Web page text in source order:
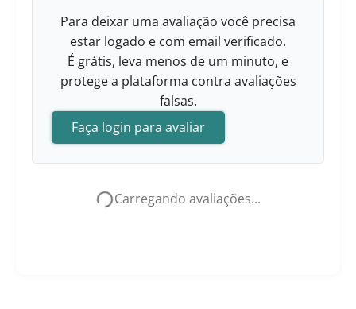
Para deixar uma avaliação você precisa
estar logado e com email verificado.
É grátis, leva menos de um minuto, e
protege a plataforma contra avaliações
falsas.
Faça login para avaliar
Carregando avaliações...